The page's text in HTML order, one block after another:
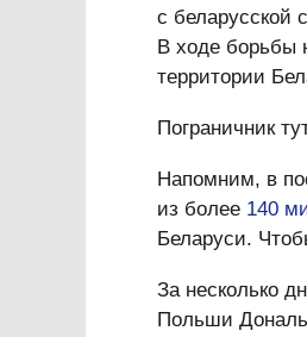
с беларусской
В ходе борьбы
территории
Пограничник
Напомним, в
из более 140
Беларуси.
За несколько
Польши